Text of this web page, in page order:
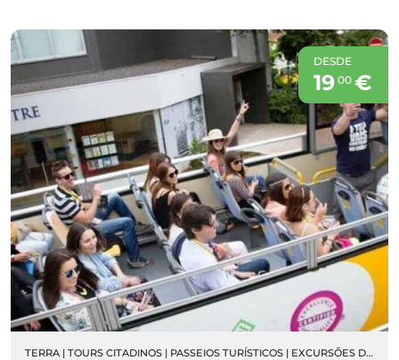
DESDE
19 00€
TERRA | TOURS CITADINOS | PASSEIOS TURÍSTICOS | EXCURSÕES DE AUTOCARRO